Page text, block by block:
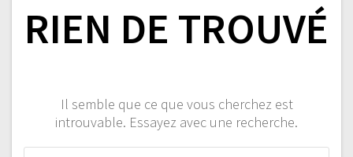
RIEN DE TROUVÉ
Il semble que ce que vous cherchez est
introuvable. Essayez avec une recherche.